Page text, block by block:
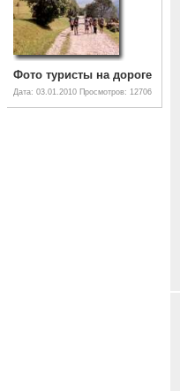
Фото туристы на дороге
Дата: 03.01.2010 Просмотров: 12706